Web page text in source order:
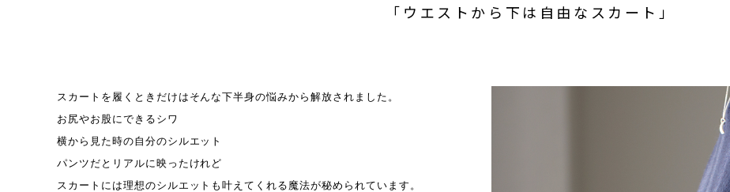
「ウエストから下は自由なスカート」
スカートを履くときだけはそんな下半身の悩みから解放されました。
お尻やお股にできるシワ
横から見た時の自分のシルエット
パンツだとリアルに映ったけれど
スカートには理想のシルエットも叶えてくれる魔法が秘められています。